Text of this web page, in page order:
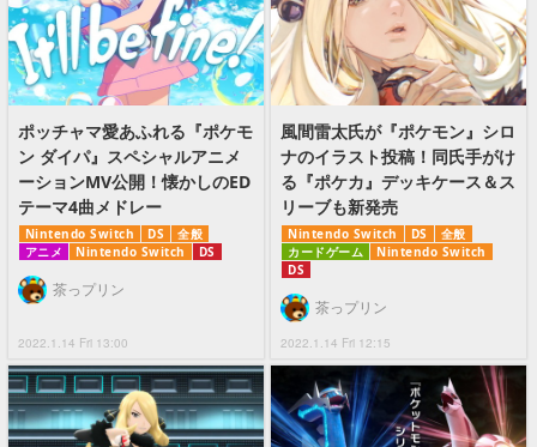
ポッチャマ愛あふれる『ポケモ
ン ダイパ』スペシャルアニメ
ーションMV公開！懐かしのED
テーマ4曲メドレー
Nintendo Switch DS
全般
アニメ
Nintendo Switch DS
2022.1.14 Fri 13:00
茶っプリン
風間雷太氏が『ポケモン』シロ
ナのイラスト投稿！同氏手がけ
る『ポケカ』デッキケース＆ス
リーブも新発売
Nintendo Switch DS
全般
カードゲーム
Nintendo Switch
DS
2022.1.14 Fri 12:15
茶っプリン